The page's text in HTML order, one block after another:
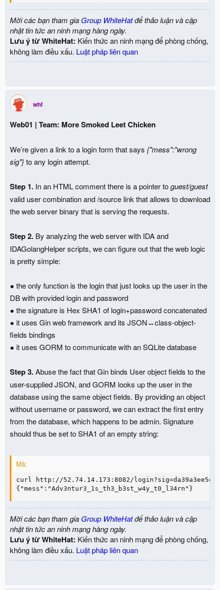
Mời các bạn tham gia Group WhiteHatđể thảo luận và cập
nhật tin tức an ninh mạng hàng ngày.
Lưu ý từ WhiteHat: Kiến thức an ninh mạng để phòng chống,
không làm điều xấu. Luật pháp liên quan
whf
Web01 | Team: More Smoked Leet Chicken
We’re given a link to a login form that says {"mess":"wrong
sig"} to any login attempt.
Step 1. In an HTML comment there is a pointer toguest/guest
valid user combination and /source link that allows to download
the web server binary that is serving the requests.
Step 2. By analyzing the web server with IDA and
IDAGolangHelper scripts, we can figure out that the web logic
is pretty simple:
● the only function is the login that just looks up the user in the
DB with provided login and password
● the signature is Hex SHA1 of login+password concatenated
● it uses Gin web framework and its JSON↔class-object-
fields bindings
● it uses GORM to communicate with an SQLite database
Step 3.Abuse the fact that Gin binds User object fields to the
user-supplied JSON, and GORM looks up the user in the
database using the same object fields. By providing an object
without username or password, we can extract the first entry
from the database, which happens to be admin. Signature
should thus be set to SHA1 of an empty string:
Mã:
curl http://52.74.14.173:8082/
{"mess":"Adv3ntur3_1s_th3_b3st_w4y_t0_l34rn"}
Mời các bạn tham gia Group WhiteHatđể thảo luận và cập
nhật tin tức an ninh mạng hàng ngày.
Lưu ý từ WhiteHat: Kiến thức an ninh mạng để phòng chống,
không làm điều xấu. Luật pháp liên quan